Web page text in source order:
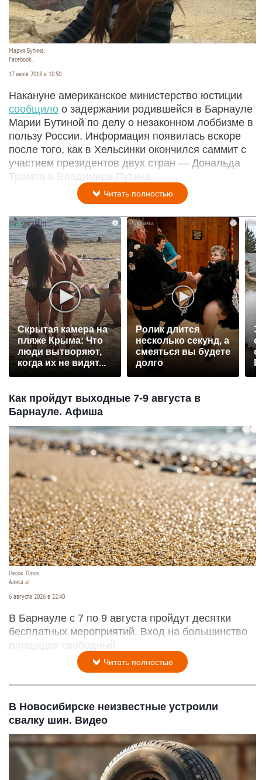
Мария Бутина.
Facebook.
17 июля 2018 в 10:50
Накануне американское министерство юстиции
сообщило о задержании родившейся в Барнауле
Марии Бутиной по делу о незаконном лоббизме в
пользу России. Информация появилась вскоре
после того, как в Хельсинки окончился саммит с
участием президентов двух стран — Дональда
Трампа и Владимира Путина.
Читать полностью
i
Скрытая камера на
пляже Крыма: Что
люди вытворяют,
когда их не видят...
Ролик длится
несколько секунд, а
смеяться вы будете
долго
Как пройдут выходные 7-9 августа в
Барнауле. Афиша
Песок. Пляж.
Алиса ai
6 августа 2026 в 22:40
В Барнауле с 7 по 9 августа пройдут десятки
бесплатных мероприятий. Вход на большинство
площадок свободный.
Читать полностью
В Новосибирске неизвестные устроили
свалку шин. Видео